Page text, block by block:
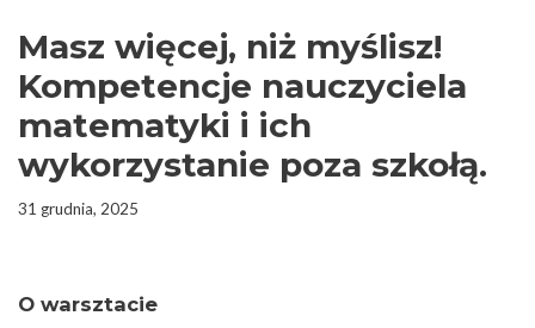
Masz więcej, niż myślisz!
Kompetencje nauczyciela
matematyki i ich
wykorzystanie poza szkołą.
31 grudnia, 2025
O warsztacie